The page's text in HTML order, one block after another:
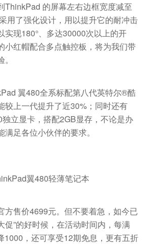
ThinkPad 的屏幕左右边框宽度减至
用了强化设计，用以提升它的耐冲击
实现180°、多达30000次以上的开
小红帽配合多点触控板，将为我们带
翼480全系标配第八代英特尔®酷
上一代提升了近30%；同时还有
立显卡，搭配2GB显存，不论是办
足各位小伙伴的要求。
方售价4699元。但不要着急，如今已
促”的好时候，在活动时间内，每满
1000，还可享受12期免息，更有五折